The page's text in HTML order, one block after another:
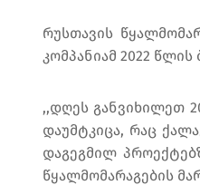
რუსთავის
კომპანიამ 2022
,,დღეს განვიხილეთ
დაუმტკიცა, რაც
დაგეგმილ
წყალმომარაგების